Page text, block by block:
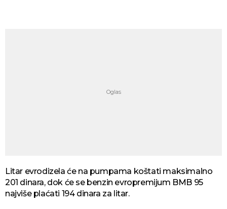
Litar evrodizela će na pumpama koštati maksimalno
201 dinara, dok će se benzin evropremijum BMB 95
najviše plaćati 194 dinara za litar.